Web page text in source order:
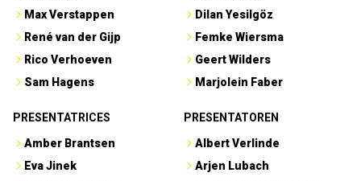
Max Verstappen
René van der Gijp
Rico Verhoeven
Sam Hagens
Dilan Yesilgöz
Femke Wiersma
Geert Wilders
Marjolein Faber
PRESENTATRICES
Amber Brantsen
Eva Jinek
PRESENTATOREN
Albert Verlinde
Arjen Lubach